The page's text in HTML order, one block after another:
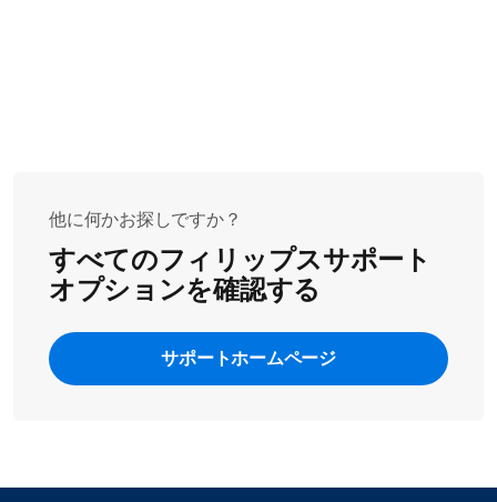
他に何かお探しですか？
すべてのフィリップスサポート
オプションを確認する
サポートホームページ